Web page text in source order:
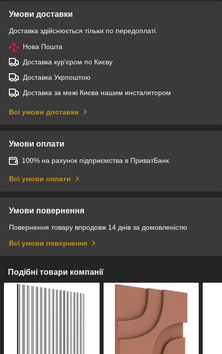
Умови доставки
Доставка здійснюється тільки по передоплаті.
Нова Пошта
Доставка кур'єром по Києву
Доставка Укрпоштою
Доставка за межі Києва нашим инсталятором
Всі умови доставки
Умови оплати
100% на рахунок підприємства в ПриватБанк
Всі умови оплати
Умови повернення
Повернення товару впродовж 14 днів за домовленістю
Всі умови повернення
Подібні товари компанії